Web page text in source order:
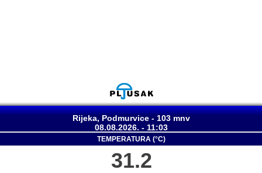
Rijeka, Podmurvice - 103 mnv
08.08.2026. - 11:03
TEMPERATURA (°C)
31.2